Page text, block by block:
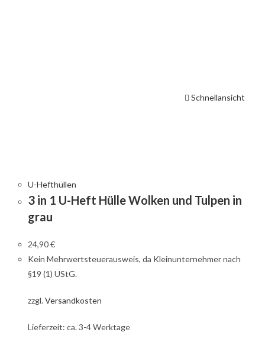
Schnellansicht
U-Hefthüllen
3 in 1 U-Heft Hülle Wolken und Tulpen in
grau
24,90€
Kein Mehrwertsteuerausweis, da Kleinunternehmer nach
§19 (1) UStG.
zzgl.Versandkosten
Lieferzeit: ca. 3-4 Werktage